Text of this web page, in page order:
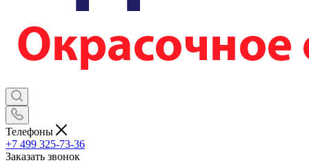
Телефоны
+7 499 325-73-36
Заказать звонок